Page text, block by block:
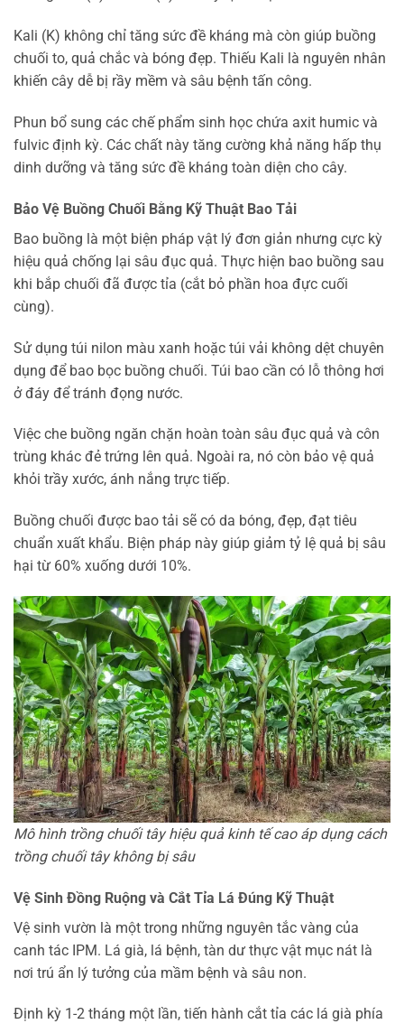
Kali (K) không chỉ tăng sức đề kháng mà còn giúp buồng
chuối to, quả chắc và bóng đẹp. Thiếu Kali là nguyên nhân
khiến cây dễ bị rầy mềm và sâu bệnh tấn công.
Phun bổ sung các chế phẩm sinh học chứa axit humic và
fulvic định kỳ. Các chất này tăng cường khả năng hấp thụ
dinh dưỡng và tăng sức đề kháng toàn diện cho cây.
Bảo Vệ Buồng Chuối Bằng Kỹ Thuật Bao Tải
Bao buồng là một biện pháp vật lý đơn giản nhưng cực kỳ
hiệu quả chống lại sâu đục quả. Thực hiện bao buồng sau
khi bắp chuối đã được tỉa (cắt bỏ phần hoa đực cuối
cùng).
Sử dụng túi nilon màu xanh hoặc túi vải không dệt chuyên
dụng để bao bọc buồng chuối. Túi bao cần có lỗ thông hơi
ở đáy để tránh đọng nước.
Việc che buồng ngăn chặn hoàn toàn sâu đục quả và côn
trùng khác đẻ trứng lên quả. Ngoài ra, nó còn bảo vệ quả
khỏi trầy xước, ánh nắng trực tiếp.
Buồng chuối được bao tải sẽ có da bóng, đẹp, đạt tiêu
chuẩn xuất khẩu. Biện pháp này giúp giảm tỷ lệ quả bị sâu
hại từ 60% xuống dưới 10%.
Mô hình trồng chuối tây hiệu quả kinh tế cao áp dụng cách
trồng chuối tây không bị sâu
Vệ Sinh Đồng Ruộng và Cắt Tỉa Lá Đúng Kỹ Thuật
Vệ sinh vườn là một trong những nguyên tắc vàng của
canh tác IPM. Lá già, lá bệnh, tàn dư thực vật mục nát là
nơi trú ẩn lý tưởng của mầm bệnh và sâu non.
Định kỳ 1-2 tháng một lần, tiến hành cắt tỉa các lá già phía